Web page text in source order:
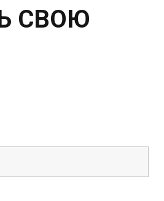
СВОЮ